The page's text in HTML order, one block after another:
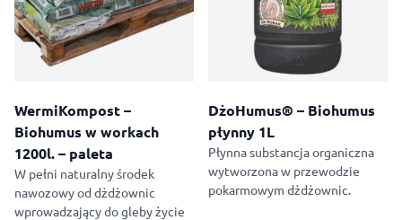
WermiKompost –
Biohumus w workach
1200l. – paleta
W pełni naturalny środek
nawozowy od dżdżownic
wprowadzający do gleby życie
DżoHumus® – Biohumus
płynny 1L
Płynna substancja organiczna
wytworzona w przewodzie
pokarmowym dżdżownic.